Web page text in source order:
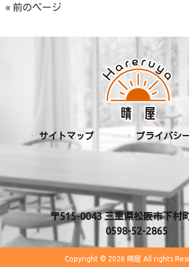
« 前のページ
サイトマップ プライバシ
〒515-0043 三重県松阪市下村
0598-52-2865
Copyright © 2026 晴屋 All rights